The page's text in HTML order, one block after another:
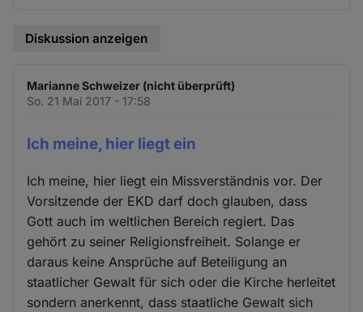
Diskussion anzeigen
Marianne Schweizer (nicht überprüft)
So. 21 Mai 2017 - 17:58
Ich meine, hier liegt ein
Ich meine, hier liegt ein Missverständnis vor. Der
Vorsitzende der EKD darf doch glauben, dass
Gott auch im weltlichen Bereich regiert. Das
gehört zu seiner Religionsfreiheit. Solange er
daraus keine Ansprüche auf Beteiligung an
staatlicher Gewalt für sich oder die Kirche herleitet
sondern anerkennt, dass staatliche Gewalt sich